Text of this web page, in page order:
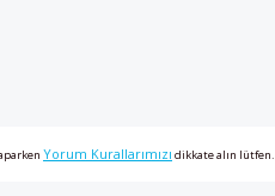
Yorum Kurallarımızı dikkate alın lütfen.